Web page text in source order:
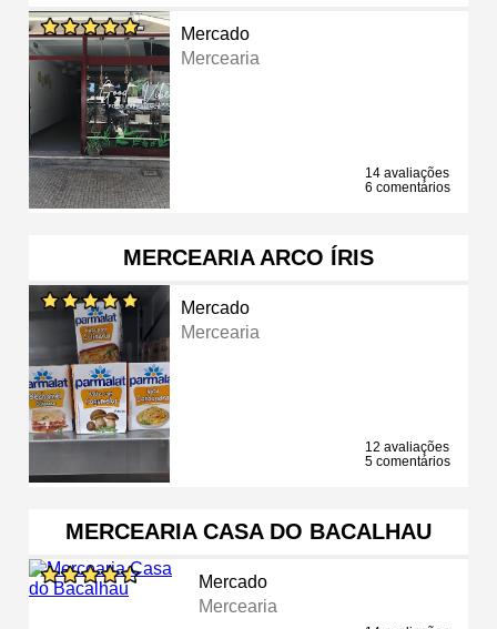
Mercado
Mercearia
14 avaliações
6 comentários
MERCEARIA ARCO ÍRIS
Mercado
Mercearia
12 avaliações
5 comentários
MERCEARIA CASA DO BACALHAU
Mercado
Mercearia